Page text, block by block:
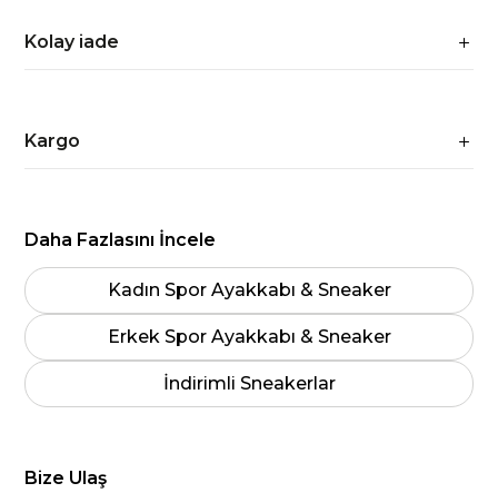
Kolay iade
Kargo
Daha Fazlasını İncele
Kadın Spor Ayakkabı & Sneaker
Erkek Spor Ayakkabı & Sneaker
İndirimli Sneakerlar
Bize Ulaş